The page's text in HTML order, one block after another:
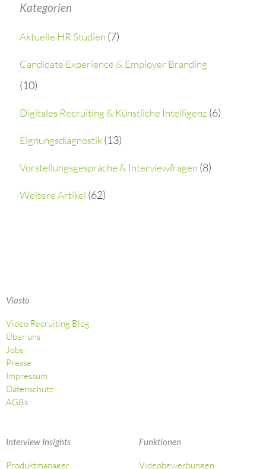
c
h
f
o
Kategorien
Aktuelle HR Studien (7)
Candidate Experience & Employer Branding
(10)
Digitales Recruiting & Künstliche Intelligenz (6)
Eignungsdiagnostik(13)
Vorstellungsgespräche & Interviewfragen (8)
Weitere Artikel (62)
Viasto
Video Recruiting Blog
Über uns
Jobs
Presse
Impressum
Datenschutz
AGBs
Interview Insights
Produktmanager
Funktionen
Videobewerbungen